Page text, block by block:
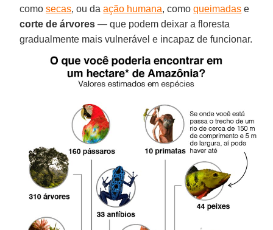
comosecas, ou daação humana, comoqueimadas e
corte de árvores — que podem deixar a floresta
gradualmente mais vulnerável e incapaz de funcionar.